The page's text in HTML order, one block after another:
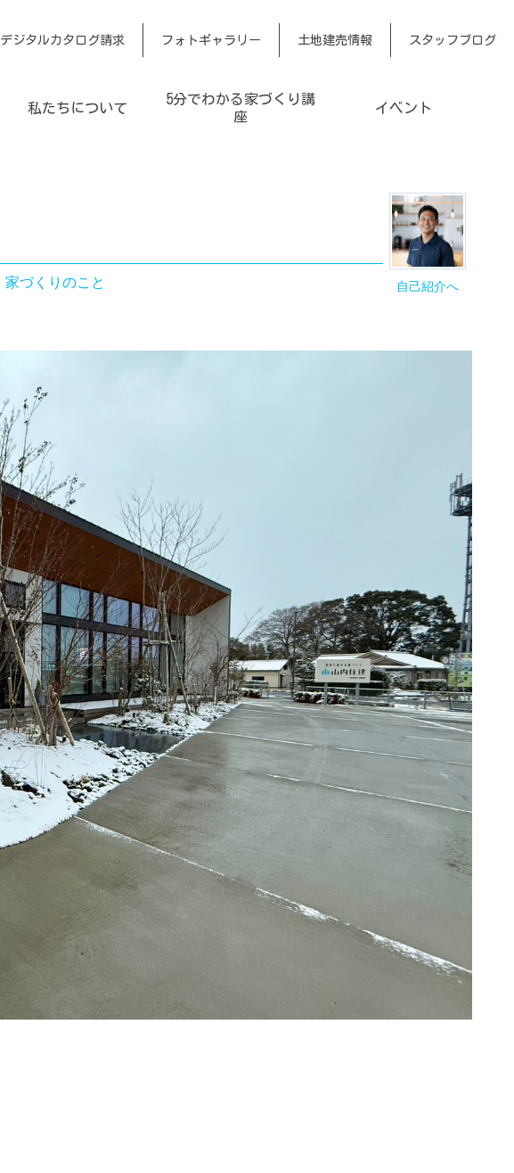
デジタルカタログ請求 フォトギャラリー 土地建売情報 スタッフブログ
私たちについて
5分でわかる家づくり講
座
イベント
自己紹介へ
家づくりのこと